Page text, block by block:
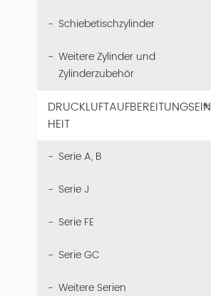
Schiebetischzylinder
Weitere Zylinder und
Zylinderzubehör
DRUCKLUFTAUFBEREITUNGSEIN
HEIT
+
Serie A, B
Serie J
Serie FE
Serie GC
Weitere Serien